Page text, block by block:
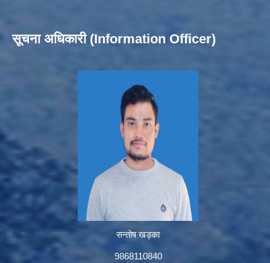
सूचना अधिकारी (Information Officer)
सन्तोष खड्का
9868110840